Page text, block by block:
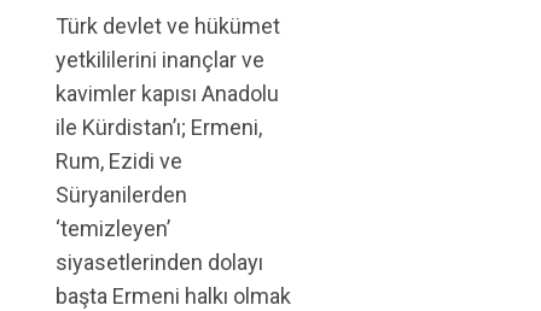
Türk devlet ve hükümet
yetkililerini inançlar ve
kavimler kapısı Anadolu
ile Kürdistan’ı; Ermeni,
Rum, Ezidi ve
Süryanilerden
‘temizleyen’
siyasetlerinden dolayı
başta Ermeni halkı olmak